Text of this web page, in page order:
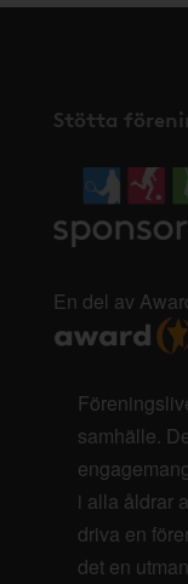
Stötta
En del av
samhälle.
i alla åldrar
driva en
det en